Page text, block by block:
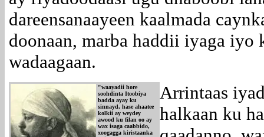
dareensanaayeen kaalmada
doonaan, marba haddii iyaga
wadaagaan.
"waayadii hore
soohdinta Itoobiya
badda ayay ku
sinnayd, hase ahaatee
kolkii ay weydey
awood ku filan oo ay
wax isaga caabbido,
xoogagga kiristaanka
Arrintaas
halkaan ku